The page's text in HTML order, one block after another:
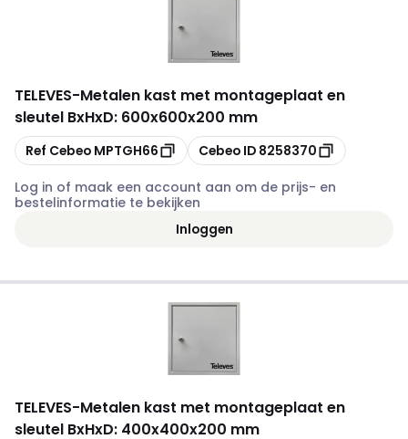
TELEVES-Metalen kast met montageplaat en
sleutel BxHxD: 600x600x200 mm
Kopiëren
Ref Cebeo MPTGH66 Kopiëren
Cebeo ID 8258370
Log in of maak een account aan om de prijs- en
bestelinformatie te bekijken
Inloggen
TELEVES-Metalen kast met montageplaat en
sleutel BxHxD: 400x400x200 mm